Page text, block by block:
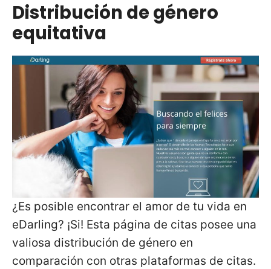
Distribución de género
equitativa
¿Es posible encontrar el amor de tu vida en
eDarling? ¡Si! Esta página de citas posee una
valiosa distribución de género en
comparación con otras plataformas de citas.